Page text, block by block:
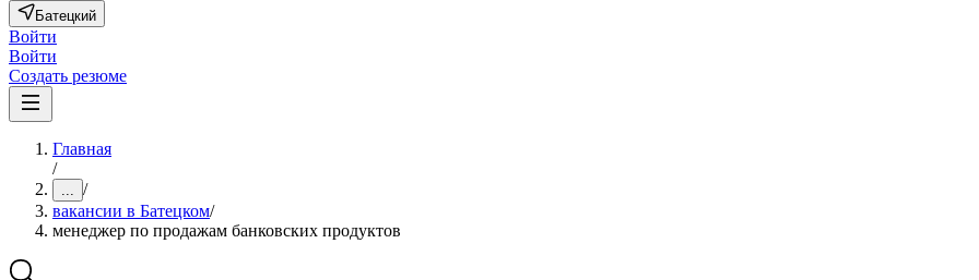
Батецкий
Войти
Войти
Создать резюме
Главная
/
... /
вакансии в Батецком/
менеджер по продажам банковских продуктов